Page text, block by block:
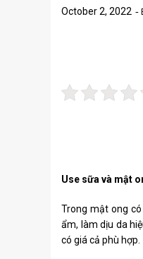
October 2, 2022
Use sữa và mật
Trong mật ong
ẩm, làm dịu da
có giá cả phù hợp.